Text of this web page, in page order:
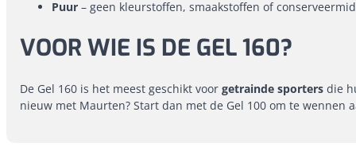
Puur – geen kleurstoffen, smaakstoffen of
VOOR WIE IS DE GEL 160?
De Gel 160 is het meest geschikt voorgetrainde sporters die
nieuw met Maurten? Start dan met de Gel 100 om te